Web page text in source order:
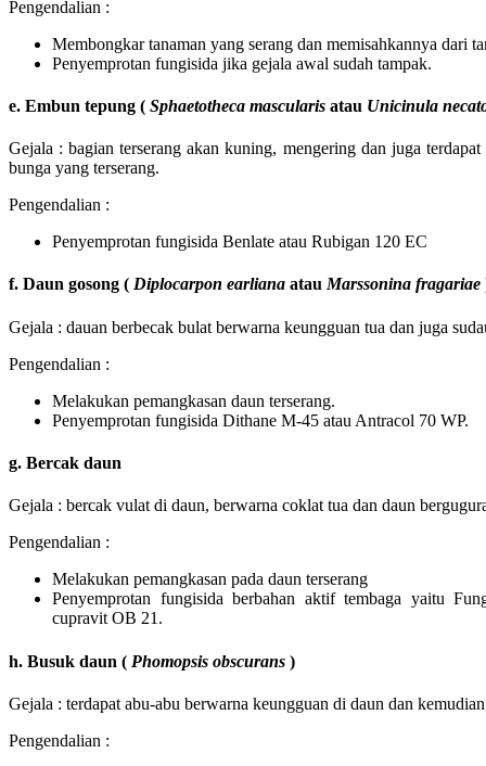
Pengendalian :
Membongkar tanaman yang serang dan memisahkannya dari
Penyemprotan fungisida jika gejala awal sudah tampak.
e. Embun tepung ( Sphaetotheca mascularis atau Unicinula
Gejala : bagian terserang akan kuning, mengering dan juga
bunga yang terserang.
Pengendalian :
Penyemprotan fungisida Benlate atau Rubigan 120 EC
f. Daun gosong ( Diplocarpon earliana atauMarssonina fragariae
Gejala : dauan berbecak bulat berwarna keungguan tua dan juga
Pengendalian :
Melakukan pemangkasan daun terserang.
Penyemprotan fungisida Dithane M-45 atau Antracol 70 WP.
g. Bercak daun
Gejala : bercak vulat di daun, berwarna coklat tua dan daun
Pengendalian :
Melakukan pemangkasan pada daun terserang
Penyemprotan fungisida berbahan aktif tembaga yaitu
cupravit OB 21.
h. Busuk daun ( Phomopsis obscurans )
Gejala : terdapat abu-abu berwarna keungguan di daun dan
Pengendalian :